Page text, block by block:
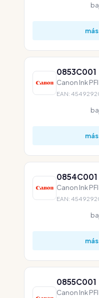
0853C001
Canon Ink
EAN:
0854C001
Canon Ink
EAN:
0855C001
Canon Ink